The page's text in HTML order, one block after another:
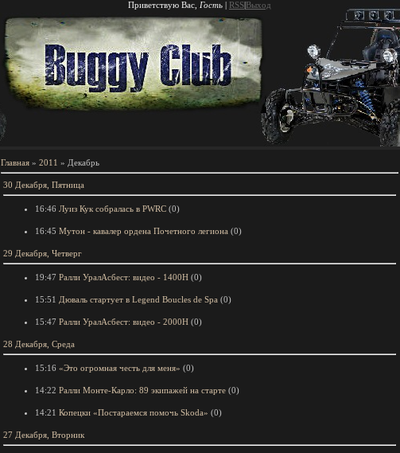
Приветствую Вас Гость | RSS|Выход
Главная » 2011 » Декабрь
30 Декабря, Пятница
16:46 Луиз Кук собралась в PWRC (0)
16:45 Мутон - кавалер ордена Почетного легиона (0)
29 Декабря, Четверг
19:47 Ралли УралАсбест: видео - 1400Н (0)
15:51 Дюваль стартует в Legend Boucles de Spa (0)
15:47 Ралли УралАсбест: видео - 2000Н (0)
28 Декабря, Среда
15:16 «Это огромная честь для меня» (0)
14:22 Ралли Монте-Карло: 89 экипажей на старте (0)
14:21 Копецки «Постараемся помочь Skoda» (0)
27 Декабря, Вторник